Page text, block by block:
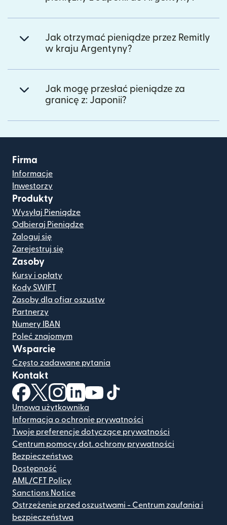
Jak otrzymać pieniądze przez Remitly
w kraju Argentyny?
Jak mogę przesłać pieniądze za
granicę z: Japonii?
Firma
Informacje
Inwestorzy
Produkty
Wysyłaj Pieniądze
Odbieraj Pieniądze
Zaloguj się
Zarejestruj się
Zasoby
Kursy i opłaty
Kody SWIFT
Zasoby dla ofiar oszustw
Partnerzy
Numery IBAN
Poleć znajomym
Wsparcie
Często zadawane pytania
Kontakt
(otwiera się w nowym oknie)
(otwiera się w nowym oknie)
(otwiera się w nowym oknie)
(otwiera się w nowym oknie)
(otwiera się w nowym oknie)
Umowa użytkownika
Informacja o ochronie prywatności
Twoje preferencje dotyczące prywatności
Centrum pomocy dot. ochrony prywatności
Bezpieczeństwo
Dostępność
AML/CFT Policy
Sanctions Notice
Ostrzeżenie przed oszustwami - Centrum zaufania i
bezpieczeństwa